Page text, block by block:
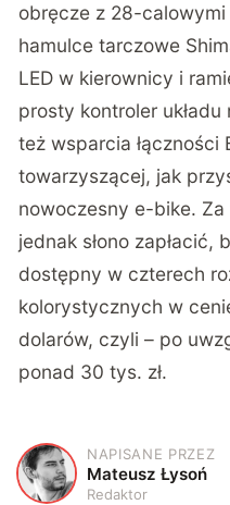
obręcze z 28-
hamulce tarczowe
LED w kierownicy i
prosty kontroler
też wsparcia łączności
towarzyszącej, jak
nowoczesny e-bike. Za
jednak słono zapłacić,
dostępny w czterech
kolorystycznych w
dolarów, czyli – po
ponad 30 tys. zł.
M
NAPISANE PRZEZ
Mateusz Łysoń
Redaktor